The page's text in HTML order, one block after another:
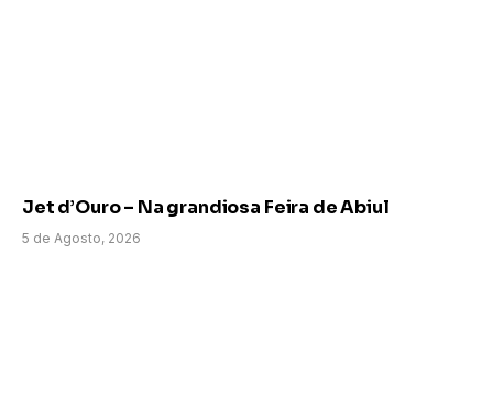
Jet d’Ouro – Na grandiosa Feira de Abiul
5 de Agosto, 2026